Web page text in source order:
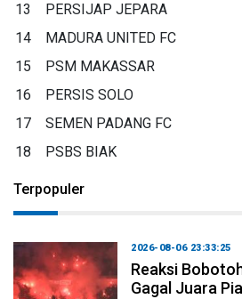
13
PERSIJAP JEPARA
14
MADURA UNITED FC
15
PSM MAKASSAR
16
PERSIS SOLO
17
SEMEN PADANG FC
18
PSBS BIAK
Terpopuler
2026-08-06 23:33:25
Reaksi
Gagal Juara